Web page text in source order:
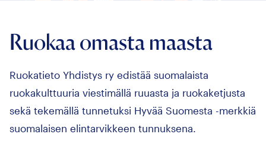
Ruokaa omasta maasta
Ruokatieto Yhdistys ry edistää suomalaista
ruokakulttuuria viestimällä ruuasta ja ruokaketjusta
sekä tekemällä tunnetuksi Hyvää Suomesta -merkkiä
suomalaisen elintarvikkeen tunnuksena.